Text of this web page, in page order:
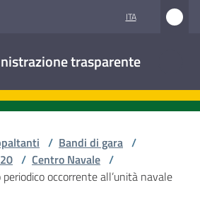
ITA
trasparente
/ Bandi di gara /
/ Centro Navale /
occorrente all’unità navale